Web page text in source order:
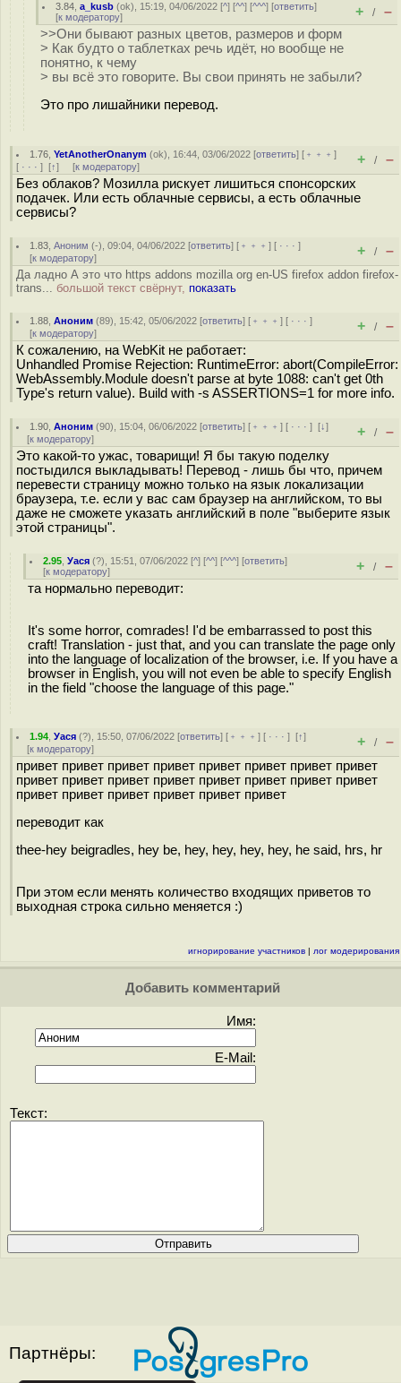
3.84 ,a_kusb (ok), 15:19, 04/06/2022 [^] [^^] [^^^] [ответить]
[к модератору] + / –
>>Они бывают разных цветов, размеров и форм
> Как будто о таблетках речь идёт, но вообще не
понятно, к чему
> вы всё это говорите. Вы свои принять не забыли?
Это про лишайники перевод.
1.76 ,YetAnotherOnanym (ok), 16:44, 03/06/2022 [ответить] [ ﹢﹢﹢]
[ · · · ] [↑] [к модератору] + / –
Без облаков? Мозилла рискует лишиться спонсорских
подачек. Или есть облачные сервисы, а есть облачные
сервисы?
1.83 ,Аноним (-), 09:04, 04/06/2022 [ответить] [ ﹢﹢﹢] [ · · ·]
[к модератору] + / –
Да ладно А это что https addons mozilla org en-US firefox addon firefox-
trans... большой текст свёрнут, показать
1.88 ,Аноним (89), 15:42, 05/06/2022 [ответить] [ ﹢﹢﹢] [ · · ·]
[к модератору] + / –
К сожалению, на WebKit не работает:
Unhandled Promise Rejection: RuntimeError: abort(CompileError:
WebAssembly.Module doesn't parse at byte 1088: can't get 0th
Type's return value). Build with -s ASSERTIONS=1 for more info.
1.90 ,Аноним (90), 15:04, 06/06/2022 [ответить] [ ﹢﹢﹢] [ · · ·][↓]
[к модератору] + / –
Это какой-то ужас, товарищи! Я бы такую поделку
постыдился выкладывать! Перевод - лишь бы что, причем
перевести страницу можно только на язык локализации
браузера, т.е. если у вас сам браузер на английском, то вы
даже не сможете указать английский в поле "выберите язык
этой страницы".
2.95 ,Уася (?), 15:51, 07/06/2022 [^] [^^] [^^^] [ответить]
[к модератору] + / –
та нормально переводит:
It's some horror, comrades! I'd be embarrassed to post this
craft! Translation - just that, and you can translate the page only
into the language of localization of the browser, i.e. If you have a
browser in English, you will not even be able to specify English
in the field "choose the language of this page."
1.94 ,Уася (?), 15:50, 07/06/2022 [ответить] [ ﹢﹢﹢] [ · · ·][↑]
[к модератору] + / –
привет привет привет привет привет привет привет привет
привет привет привет привет привет привет привет привет
привет привет привет привет привет привет
переводит как
thee-hey beigradles, hey be, hey, hey, hey, hey, he said, hrs, hr
При этом если менять количество входящих приветов то
выходная строка сильно меняется :)
игнорирование участников | лог модерирования
Добавить комментарий
Имя:
E-Mail:
Текст:
Партнёры: